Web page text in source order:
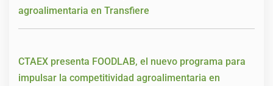
agroalimentaria en Transfiere
CTAEX presenta FOODLAB, el nuevo programa para
impulsar la competitividad agroalimentaria en